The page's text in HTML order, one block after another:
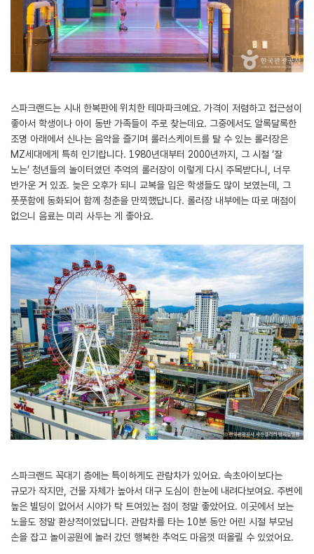
스파크랜드는 시내 한복판에 위치한 테마파크예요. 가격이 저렴하고 접근성이
좋아서 학생이나 아이 동반 가족들이 주로 찾는데요. 그중에서도 알록달록한
조명 아래에서 신나는 음악을 즐기며 롤러스케이트를 탈 수 있는 롤러장은
MZ세대에게 특히 인기랍니다. 1980년대부터 2000년까지, 그 시절 ‘잘
노는’ 청년들의 놀이터였던 추억의 롤러장이 이렇게 다시 주목받다니, 너무
반가운 거 있죠. 늦은 오후가 되니 교복을 입은 학생들도 많이 보였는데, 그
풋풋함에 동화되어 함께 청춘을 만끽했답니다. 롤러장 내부에는 따로 매점이
없으니 음료는 미리 사두는 게 좋아요.
스파크랜드 꼭대기 층에는 특이하게도 관람차가 있어요. 속초아이보다는
규모가 작지만, 건물 자체가 높아서 대구 도심이 한눈에 내려다보여요. 주변에
높은 빌딩이 없어서 시야가 탁 트여있는 점이 정말 좋았어요. 이곳에서 보는
노을도 정말 환상적이었답니다. 관람차를 타는 10분 동안 어린 시절 부모님
손을 잡고 놀이공원에 놀러 갔던 행복한 추억도 마음껏 떠올릴 수 있었어요.